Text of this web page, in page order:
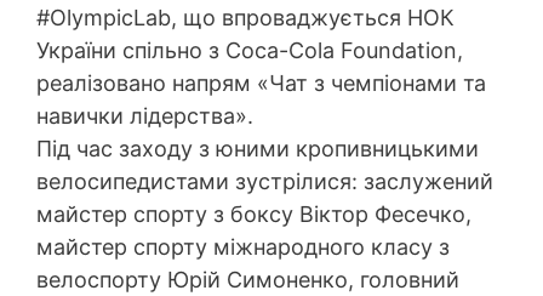
#OlympicLab, що впроваджується НОК
України спільно з Coca-Cola Foundation,
реалізовано напрям «Чат з чемпіонами та
навички лідерства».
Під час заходу з юними кропивницькими
велосипедистами зустрілися: заслужений
майстер спорту з боксу Віктор Фесечко,
майстер спорту міжнародного класу з
велоспорту Юрій Симоненко, головний